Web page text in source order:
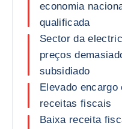
economia
qualificada
Sector da
preços
subsidiado
Elevado
receitas fiscais
Baixa receita